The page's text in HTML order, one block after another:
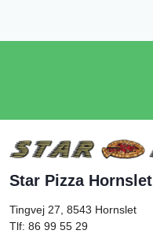
Star Pizza Hornslet
Tingvej 27, 8543 Hornslet
Tlf: 86 99 55 29